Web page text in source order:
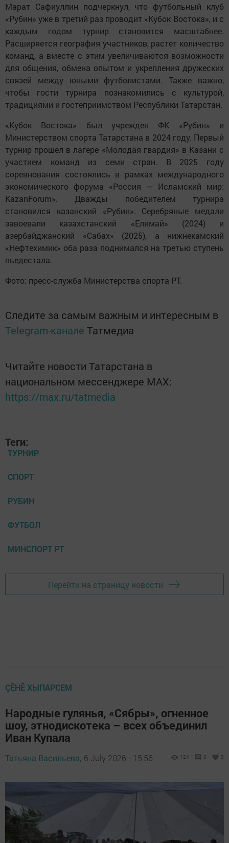
Марат Сафиуллин подчеркнул, что футбольный клуб
«Рубин» уже в третий раз проводит «Кубок Востока», и с
каждым годом турнир становится масштабнее.
Расширяется география участников, растет количество
команд, а вместе с этим увеличиваются возможности
для общения, обмена опытом и укрепления дружеских
связей между юными футболистами. Также важно,
чтобы гости турнира познакомились с культурой,
традициями и гостеприимством Республики Татарстан.
«Кубок Востока» был учрежден ФК «Рубин» и
Министерством спорта Татарстана в 2024 году. Первый
турнир прошел в лагере «Молодая гвардия» в Казани с
участием команд из семи стран. В 2025 году
соревнования состоялись в рамках международного
экономического форума «Россия — Исламский мир:
KazanForum». Дважды победителем турнира
становился казанский «Рубин». Серебряные медали
завоевали казахстанский «Елимай» (2024) и
азербайджанский «Сабах» (2025), а нижнекамский
«Нефтехимик» оба раза поднимался на третью ступень
пьедестала.
Фото: пресс-служба Министерства спорта РТ.
Следите за самым важным и интересным в
Telegram-канале Татмедиа
Читайте новости Татарстана в
национальном мессенджере MАХ:
https://max.ru/tatmedia
Теги:
ТУРНИР
СПОРТ
РУБИН
ФУТБОЛ
МИНСПОРТ РТ
Перейти на страницу новости
ÇӖНӖ ХЫПАРСЕМ
Народные гулянья, «Сябры», огненное
шоу, этнодискотека – всех объединил
Иван Купала
Татьяна Васильева, 6 July 2026 - 15:56 124 0 0